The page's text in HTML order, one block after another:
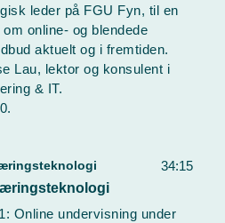
leder på FGU Fyn, til en
online- og blendede
aktuelt og i fremtiden.
Lau, lektor og konsulent i
& IT.
34:15
Online undervisning under